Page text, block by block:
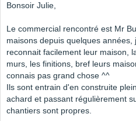
Bonsoir Julie,
Le commercial rencontré est Mr
maisons depuis quelques
reconnait facilement leur maison,
murs, les finitions, bref leurs
connais pas grand chose ^^
Ils sont entrain d'en construite
achard et passant régulièrement
chantiers sont propres.